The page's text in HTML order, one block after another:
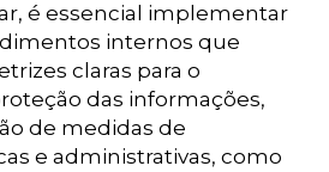
é essencial implementar
internos que
claras para o
das informações,
de medidas de
e administrativas, como